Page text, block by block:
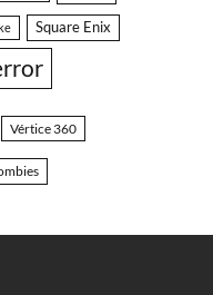
Square Enix
Vértice 360